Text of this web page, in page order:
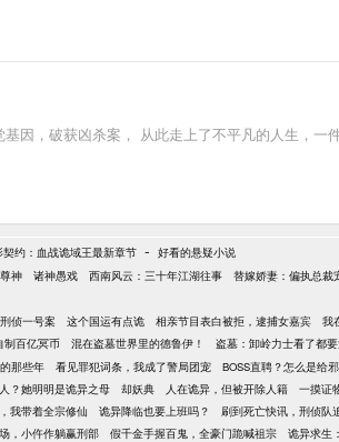
因，破获凶杀案， 从此走上了不平凡的人生，一
契约：血战诡域王最新章节 - 好看的悬疑小说
神 诸神愚戏 西南风云：三十年江湖往事 替嫁娇妻：偏执总裁
侦一号案 这个国运有点诡 相亲节目表白被拒，逮捕女嘉宾 我
制百亿冥币 混在盗墓世界里的德鲁伊！ 盗墓：卸岭力士看了都
那些年 看见罪犯词条，我成了警局团宠 BOSS直聘？怎么是给
？她明明是诡异之母 却妖典 人在诡异，但被开除人籍 一摸证
我带着全宗修仙 诡异降临也要上班吗？ 刷到死亡快讯，刑侦队
，小仵作躺赢刑部 假千金手握百鬼，全豪门跪喊祖宗 诡异求生